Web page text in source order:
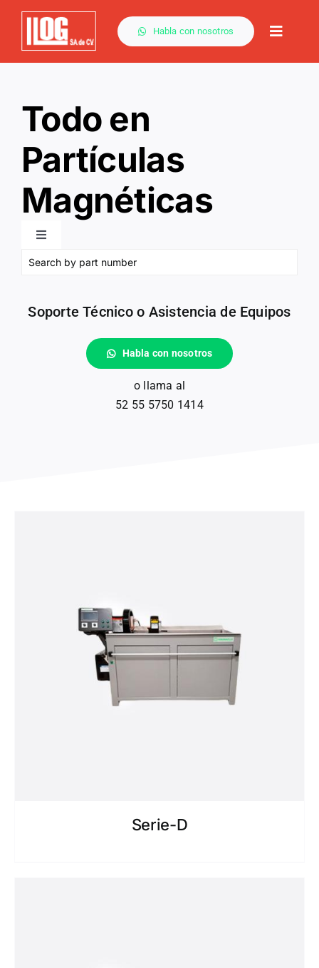
Saltar
contenido
Habla con nosotros
Toggle
Todo en
Partículas
Magnéticas
Toggle
Navigation
Todo para PM
Yugos
Partículas
Soporte Técnico o Asistencia de Equipos
Habla con nosotros
o llama al
52 55 5750 1414
Serie-D